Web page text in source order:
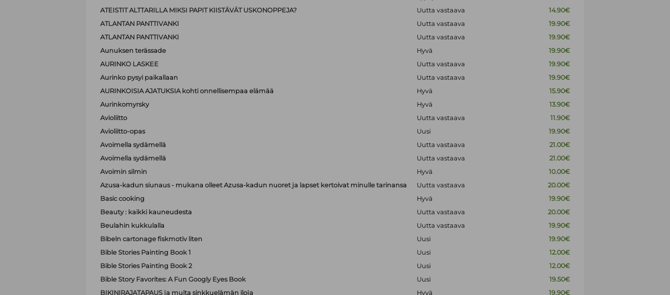
ATEISTIT ALTTARILLA MIKSI PAPIT KIISTÄVÄT USKONOPPEJA?
Uutta vastaava
14.90€
ATLANTAN PANTTIVANKI
Uutta vastaava
19.90€
ATLANTAN PANTTIVANKI
Uutta vastaava
19.90€
Aunuksen terässade
Hyvä
19.90€
AURINKO LASKEE
Uutta vastaava
19.90€
Aurinko pysyi paikallaan
Uutta vastaava
19.90€
AURINKOISIA AJATUKSIA kohti onnellisempaa elämää
Hyvä
15.90€
Aurinkomyrsky
Hyvä
13.90€
Avioliitto
Uutta vastaava
11.90€
Avioliitto-opas
Uusi
19.90€
Avoimella sydämellä
Uutta vastaava
21.00€
Avoimella sydämellä
Uutta vastaava
21.00€
Avoimin silmin
Hyvä
10.00€
Azusa-kadun siunaus - mukana olleet Azusa-kadun nuoret ja lapset kertoivat minulle tarinansa
Uutta vastaava
20.00€
Basic cooking
Hyvä
19.90€
Beauty : kaikki kauneudesta
Uutta vastaava
20.00€
Beulahin kukkulalla
Uutta vastaava
19.90€
Bibeln cartonage fiskmotiv liten
Uusi
19.90€
Bible Stories Painting Book 1
Uusi
12.00€
Bible Stories Painting Book 2
Uusi
12.00€
Bible Story Favorites: A Fun Googly Eyes Book
Uusi
19.50€
BIKINIRAJATAPAUS ja muita sinkkuelämän iloja
Hyvä 19.90€